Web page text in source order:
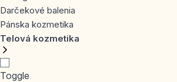
Darčekové balenia
Pánska kozmetika
Telová kozmetika
Toggle